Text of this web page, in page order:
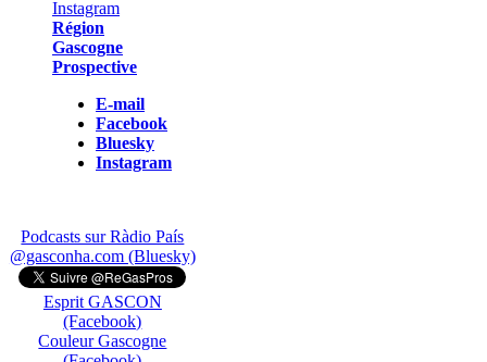
Région
Gascogne
Prospective
E-mail
Facebook
Bluesky
Instagram
Podcasts sur Ràdio País
@gasconha.com (Bluesky)
Esprit GASCON
(Facebook)
Couleur Gascogne